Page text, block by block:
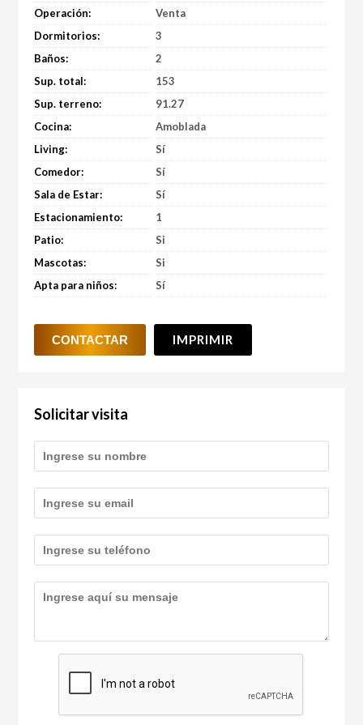
Operación:
Venta
Dormitorios:
3
Baños:
2
Sup. total:
153
Sup. terreno:
91.27
Cocina:
Amoblada
Living:
Sí
Comedor:
Sí
Sala de Estar:
Sí
Estacionamiento:
1
Patio:
Si
Mascotas:
Si
Apta para niños:
Sí
IMPRIMIR
Solicitar visita